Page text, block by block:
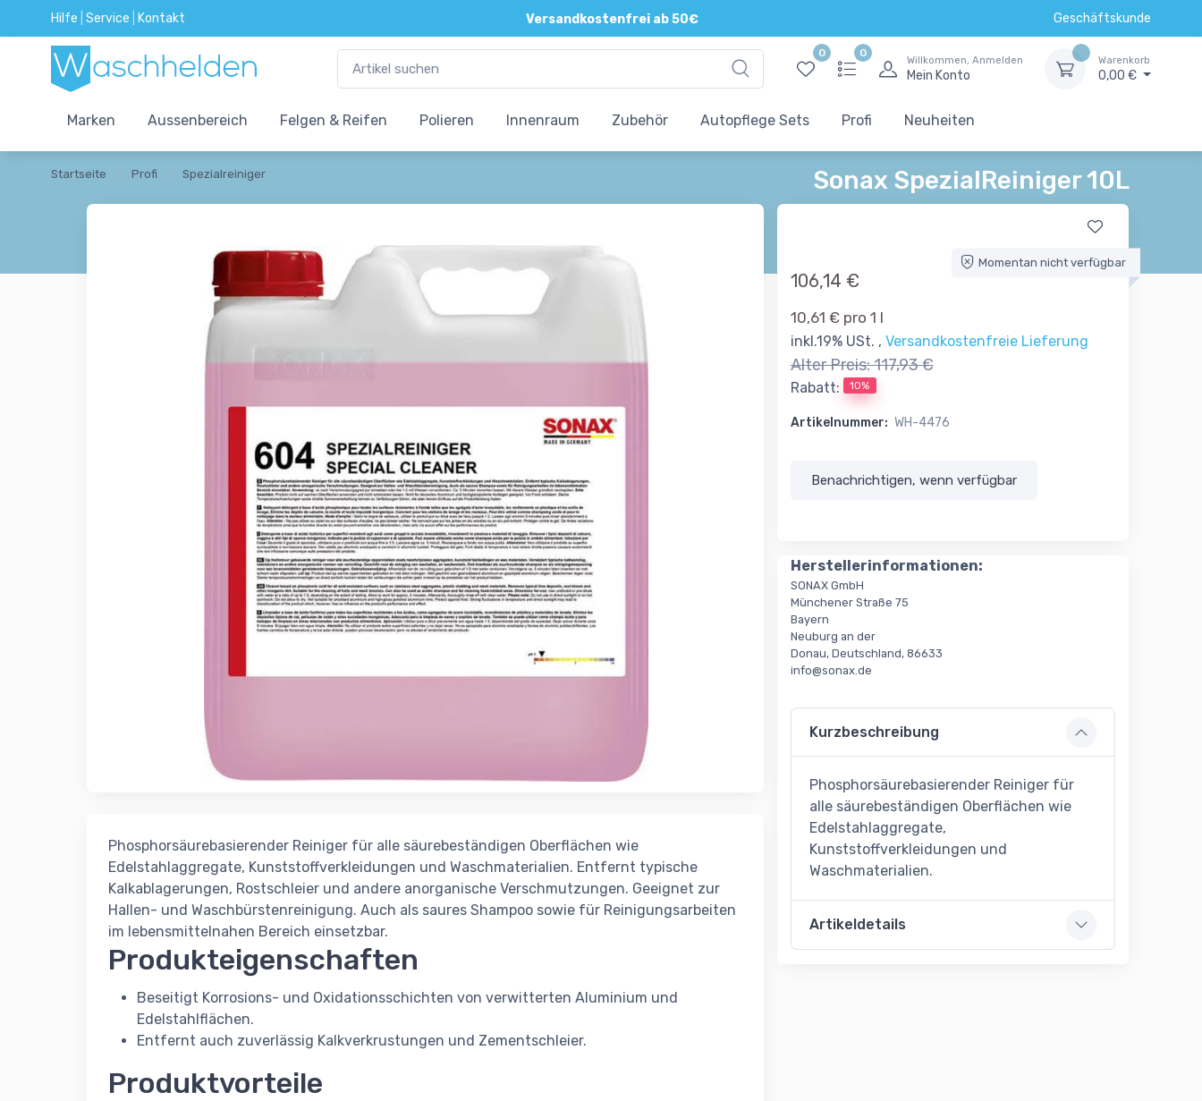
Hilfe Service Kontakt Versandkostenfrei ab 50€ Geschäftskunde
0 0
Willkommen, Anmelden
Mein Konto
Warenkorb
0,00 €
Marken Aussenbereich Felgen & Reifen Polieren Innenraum Zubehör Autopflege Sets Profi Neuheiten
Startseite Profi Spezialreiniger Sonax SpezialReiniger 10L
Phosphorsäurebasierender Reiniger für alle säurebeständigen Oberflächen wie
Edelstahlaggregate, Kunststoffverkleidungen und Waschmaterialien. Entfernt typische
Kalkablagerungen, Rostschleier und andere anorganische Verschmutzungen. Geeignet zur
Hallen- und Waschbürstenreinigung. Auch als saures Shampoo sowie für Reinigungsarbeiten
im lebensmittelnahen Bereich einsetzbar.
Produkteigenschaften
Beseitigt Korrosions- und Oxidationsschichten von verwitterten Aluminium und
Edelstahlflächen.
Entfernt auch zuverlässig Kalkverkrustungen und Zementschleier.
Produktvorteile
Momentan nicht verfügbar
106,14 €
10,61 € pro 1 l
inkl.19% USt. , Versandkostenfreie Lieferung
Alter Preis:117,93 €
Rabatt: 10%
Artikelnummer: WH-4476
Benachrichtigen, wenn verfügbar
Herstellerinformationen:
SONAX GmbH
Münchener Straße 75
Bayern
Neuburg an der
Donau, Deutschland, 86633
info@sonax.de
Kurzbeschreibung
Phosphorsäurebasierender Reiniger für
alle säurebeständigen Oberflächen wie
Edelstahlaggregate,
Kunststoffverkleidungen und
Waschmaterialien.
Artikeldetails